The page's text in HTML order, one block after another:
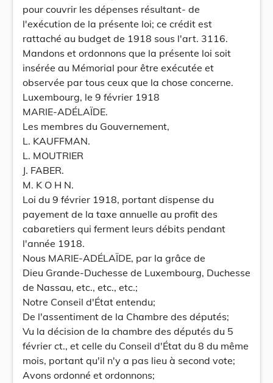
pour couvrir les dépenses résultant- de
l'exécution de la présente loi; ce crédit est
rattaché au budget de 1918 sous l'art. 3116.
Mandons et ordonnons que la présente loi soit
insérée au Mémorial pour être exécutée et
observée par tous ceux que la chose concerne.
Luxembourg, le 9 février 1918
MARIE-ADÉLAÏDE.
Les membres du Gouvernement,
L. KAUFFMAN.
L. MOUTRIER
J. FABER.
M. K O H N.
Loi du 9 février 1918, portant dispense du
payement de la taxe annuelle au profit des
cabaretiers qui ferment leurs débits pendant
l'année 1918.
Nous MARIE-ADÉLAÏDE, par la grâce de
Dieu Grande-Duchesse de Luxembourg, Duchesse
de Nassau, etc., etc., etc.;
Notre Conseil d'État entendu;
De l'assentiment de la Chambre des députés;
Vu la décision de la chambre des députés du 5
février ct., et celle du Conseil d'État du 8 du même
mois, portant qu'il n'y a pas lieu à second vote;
Avons ordonné et ordonnons;